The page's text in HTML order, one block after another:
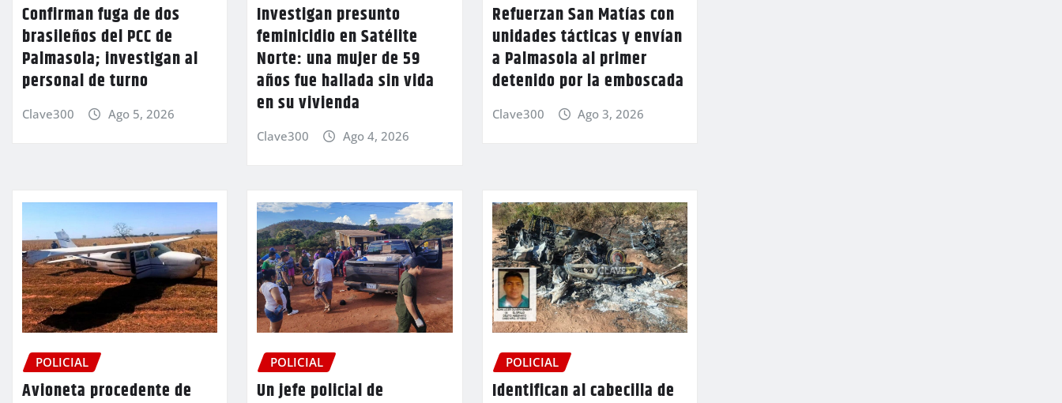
Confirman fuga de dos
brasileños del PCC de
Palmasola; investigan al
personal de turno
Clave300 Ago 5, 2026
Investigan presunto
feminicidio en Satélite
Norte: una mujer de 59
años fue hallada sin vida
en su vivienda
Clave300 Ago 4, 2026
Refuerzan San Matías con
unidades tácticas y envían
a Palmasola al primer
detenido por la emboscada
Clave300 Ago 3, 2026
POLICIAL
Avioneta procedente de
POLICIAL
Un jefe policial de
POLICIAL
Identifican al cabecilla de